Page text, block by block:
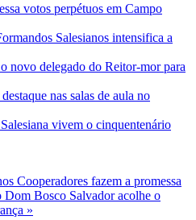
votos perpétuos em Campo
Salesianos intensifica a
novo delegado do Reitor-mor para
nas salas de aula no
vivem o cinquentenário
Cooperadores fazem a promessa
Dom Bosco Salvador acolhe o
»